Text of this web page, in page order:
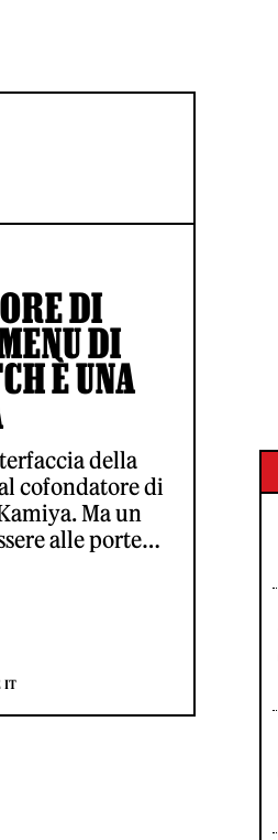
DI
DI
È UNA
della
cofondatore di
Ma un
alle porte…
IT